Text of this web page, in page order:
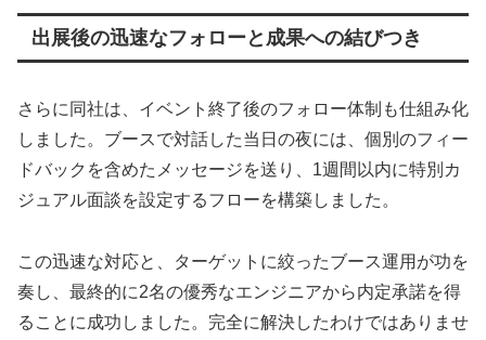
出展後の迅速なフォローと成果への結びつき
さらに同社は、イベント終了後のフォロー体制も仕組み化
しました。ブースで対話した当日の夜には、個別のフィー
ドバックを含めたメッセージを送り、1週間以内に特別カ
ジュアル面談を設定するフローを構築しました。
この迅速な対応と、ターゲットに絞ったブース運用が功を
奏し、最終的に2名の優秀なエンジニアから内定承諾を得
ることに成功しました。完全に解決したわけではありませ